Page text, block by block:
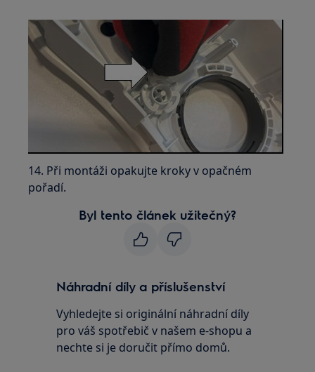
14. Při montáži opakujte kroky v opačném
pořadí.
Byl tento článek užitečný?
Náhradní díly a příslušenství
Vyhledejte si originální náhradní díly
pro váš spotřebič v našem e-shopu a
nechte si je doručit přímo domů.